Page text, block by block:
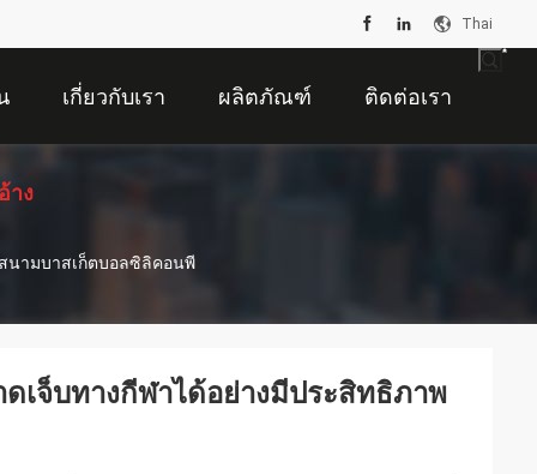
Thai
เกี่ยวกับเรา ผลิตภัณฑ์ ติดต่อเรา
าง
นามบาสเก็ตบอลซิลิคอนพี
เจ็บทางกีฬาได้อย่างมีประสิทธิภาพ